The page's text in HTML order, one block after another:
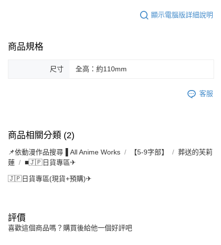
顯示電腦版詳細說明
商品規格
尺寸 全高：約110mm
客服
商品相關分類 (2)
📌依動漫作品搜尋▐ All Anime Works 【5-9字部】
葬送的芙莉
蓮
■🇯🇵日貨專區✈
🇯🇵日貨專區(現貨+預購)✈
評價
喜歡這個商品嗎？購買後給他一個好評吧